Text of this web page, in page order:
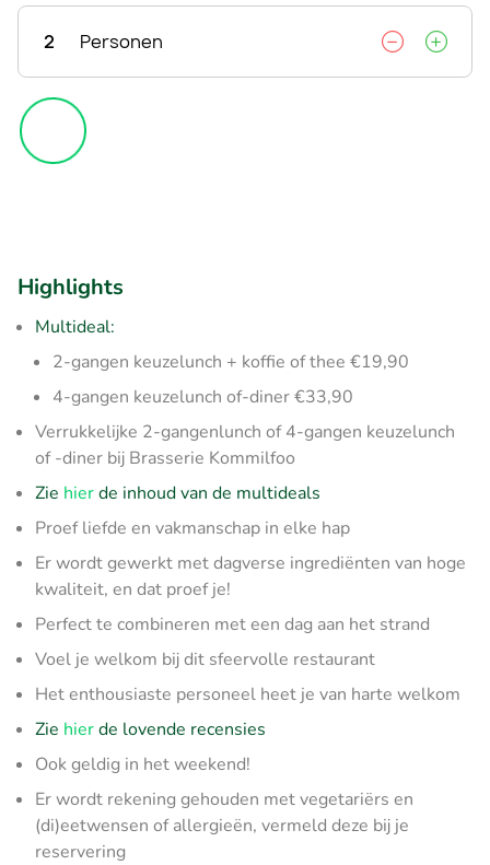
2 Personen
Highlights
Multideal:
2-gangen keuzelunch + koffie of thee €19,90
4-gangen keuzelunch of-diner €33,90
Verrukkelijke 2-gangenlunch of 4-gangen keuzelunch
of -diner bij Brasserie Kommilfoo
Zie hierde inhoud van de multideals
Proef liefde en vakmanschap in elke hap
Er wordt gewerkt met dagverse ingrediënten van hoge
kwaliteit, en dat proef je!
Perfect te combineren met een dag aan het strand
Voel je welkom bij dit sfeervolle restaurant
Het enthousiaste personeel heet je van harte welkom
Zie hierde lovende recensies
Ook geldig in het weekend!
Er wordt rekening gehouden met vegetariërs en
(di)eetwensen of allergieën, vermeld deze bij je
reservering